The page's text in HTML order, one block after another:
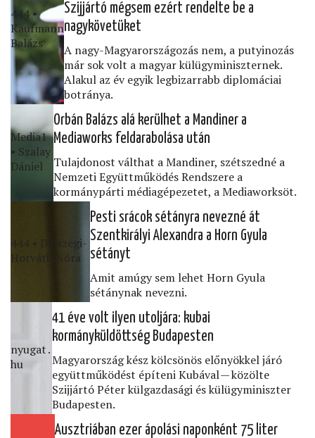
444 •
Kaufmann
Balázs
Szijjártó mégsem ezért rendelte be a
nagykövetüket
A nagy-Magyarországozás nem, a putyinozás
már sok volt a magyar külügyminiszternek.
Alakul az év egyik legbizarrabb diplomáciai
botránya.
Media1
• Szalay
Dániel
Orbán Balázs alá kerülhet a Mandiner a
Mediaworks feldarabolása után
Tulajdonost válthat a Mandiner, szétszedné a
Nemzeti Együttműködés Rendszere a
kormánypárti médiagépezetet, a Mediaworksöt.
444 • Diószegi-
Horváth Nóra
Pesti srácok sétányra nevezné át
Szentkirályi Alexandra a Horn Gyula
sétányt
Amit amúgy sem lehet Horn Gyula
sétánynak nevezni.
nyugat․
hu
41 éve volt ilyen utoljára: kubai
kormányküldöttség Budapesten
Magyarország kész kölcsönös előnyökkel járó
együttműködést építeni Kubával — közölte
Szijjártó Péter külgazdasági és külügyminiszter
Budapesten.
Ausztriában ezer ápolási naponként 75 liter